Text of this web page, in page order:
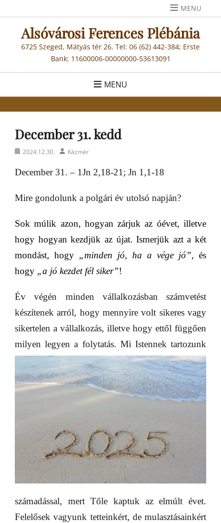
to
content
MENU
Alsóvárosi Ferences Plébánia
6725 Szeged, Mátyás tér 26. Tel: 06 (62) 442-384; Erste
Bank: 11600006-00000000-53613091
MENU
December 31. kedd
Posted2024.12.30. AuthorKázmér
December 31. – 1Jn 2,18-21; Jn 1,1-18
Mire gondolunk a polgári év utolsó napján?
Sok múlik azon, hogyan zárjuk az óévet, illetve
hogy hogyan kezdjük az újat. Ismerjük azt a két
mondást, hogy „minden jó, ha a vége jó”, és
hogy „a jó kezdet fél siker”!
Év végén minden vállalkozásban számvetést
készítenek arról, hogy mennyire volt sikeres vagy
sikertelen a vállalkozás, illetve hogy ettől függően
milyen legyen a folytatás. Mi Istennek tartozunk
számadással, mert Tőle kaptuk az elmúlt évet.
Felelősek vagyunk tetteinkért, de mulasztásainkért